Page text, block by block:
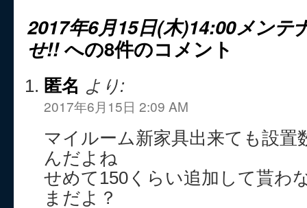
2017年6月15日(木)14:00メンテ
せ!!への8件のコメント
匿名 より:
2017年6月15日 2:09 AM
マイルーム新家具出来ても設置
んだよね
せめて150くらい追加して貰わ
まだよ？